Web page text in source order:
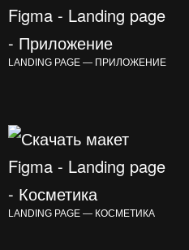
LANDING PAGE — ПРИЛОЖЕНИЕ
LANDING PAGE — КОСМЕТИКА